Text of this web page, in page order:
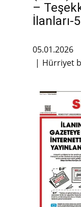
–
İlanları-
05.01.2026
Hürriyet